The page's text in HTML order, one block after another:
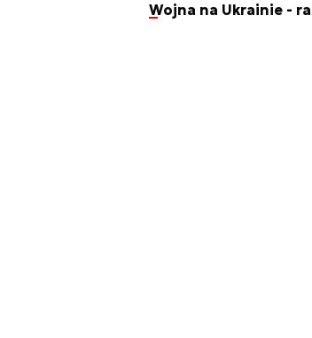
Wojna na Ukrainie -